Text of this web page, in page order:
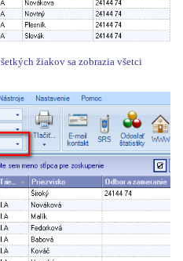
žiakov sa zobrazia všetci